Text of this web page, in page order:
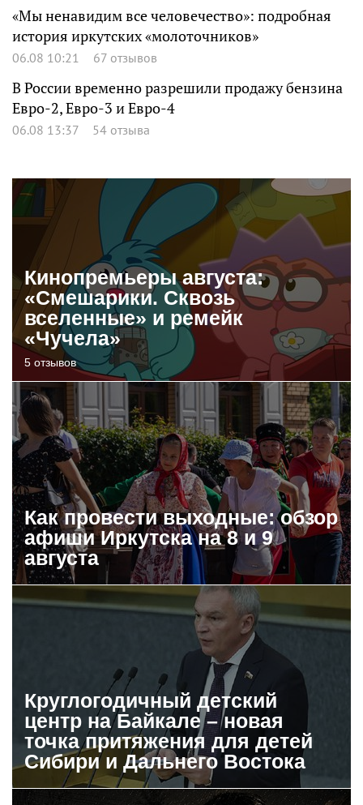
«Мы ненавидим все человечество»: подробная
история иркутских «молоточников»
06.08 10:21 67 отзывов
В России временно разрешили продажу бензина
Евро-2, Евро-3 и Евро-4
06.08 13:37 54 отзыва
Кинопремьеры августа:
«Смешарики. Сквозь
вселенные» и ремейк
«Чучела»
5 отзывов
Как провести выходные: обзор
афиши Иркутска на 8 и 9
августа
Круглогодичный детский
центр на Байкале – новая
точка притяжения для детей
Сибири и Дальнего Востока